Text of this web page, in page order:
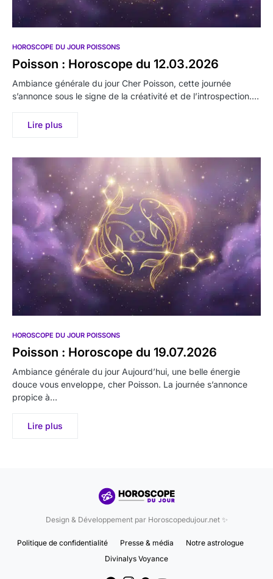
HOROSCOPE DU JOUR POISSONS
Poisson : Horoscope du 12.03.2026
Ambiance générale du jour Cher Poisson, cette journée
s’annonce sous le signe de la créativité et de l’introspection.…
Lire plus
HOROSCOPE DU JOUR POISSONS
Poisson : Horoscope du 19.07.2026
Ambiance générale du jour Aujourd’hui, une belle énergie
douce vous enveloppe, cher Poisson. La journée s’annonce
propice à…
Lire plus
Design & Développement par Horoscopedujour.net ✨
Politique de confidentialité Presse & média
Notre astrologue
Divinalys Voyance